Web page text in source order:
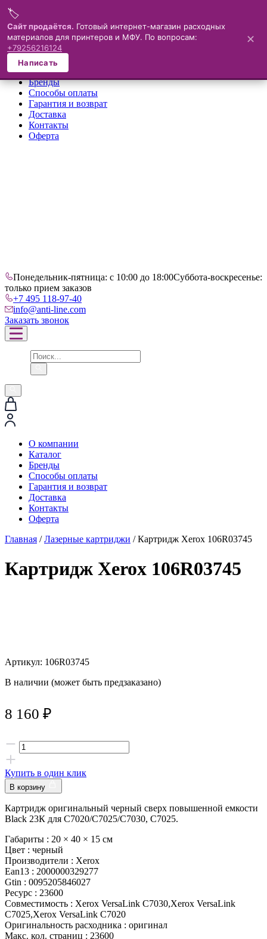
Меню
×
О компании
Каталог
Бренды
Способы оплаты
Гарантия и возврат
Доставка
Контакты
Оферта
Понедельник-пятница: с 10:00 до 18:00Суббота-воскресенье:
только прием заказов
+7 495 118-97-40
info@anti-line.com
Заказать звонок
О компании
Каталог
Бренды
Способы оплаты
Гарантия и возврат
Доставка
Контакты
Оферта
Главная /Лазерные картриджи / Картридж Xerox 106R03745
Картридж Xerox 106R03745
Артикул: 106R03745
В наличии (может быть предзаказано)
8 160 ₽
Купить в один клик
В корзину
Картридж оригинальный черный сверх повышенной емкости
Black 23К для C7020/C7025/C7030, C7025.
Габариты : 20 × 40 × 15 см
Цвет : черный
Производители : Xerox
Ean13 : 2000000329277
Gtin : 0095205846027
Ресурс : 23600
Совместимость : Xerox VersaLink C7030,Xerox VersaLink
C7025,Xerox VersaLink C7020
Оригинальность расходника : оригинал
Макс. кол. страниц : 23600
🏷️
Сайт продаётся. Готовый интернет-магазин расходных
материалов для принтеров и МФУ. По вопросам:
+79256216124
Написать
✕